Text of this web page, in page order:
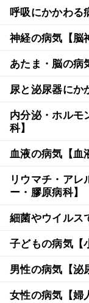
呼吸にかかわる
神経の病気【脳
あたま・脳の病
尿と泌尿器にか
内分泌・ホルモ
科】
血液の病気【血
リウマチ・ア
ー・膠原病科】
細菌やウイルス
子どもの病気【
男性の病気【泌
女性の病気【婦